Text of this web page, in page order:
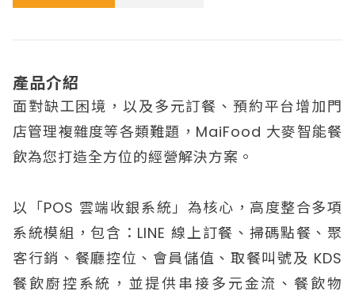
產品介紹
面對缺工困境，以及多元訂餐、預約平台增加門
店管理複雜度等各類難題，MaiFood 大麥智能餐
飲為您打造全方位的經營解決方案。
以「POS 雲端收銀系統」為核心，高度整合多項
系統模組，包含：LINE 線上訂餐、掃碼點餐、聚
客行銷、餐廳控位、會員儲值、取餐叫號及 KDS
餐飲廚控系統，並提供串接多元金流、餐飲物